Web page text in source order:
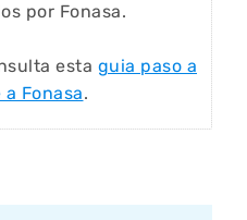
por Fonasa.
esta guia paso a
Fonasa.